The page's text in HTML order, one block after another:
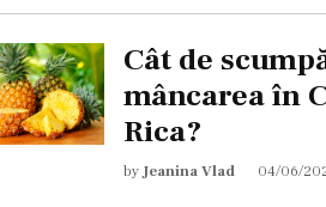
Cât de
mâncarea în
Rica?
by Jeanina Vlad 04/06/